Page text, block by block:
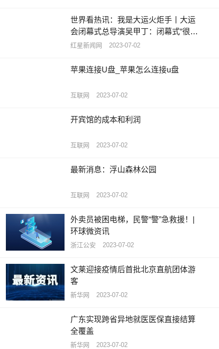
世界看热讯：我是大运火炬手丨大运
会闭幕式总导演吴甲丁：闭幕式“很成
都”，定位就是让世界记住成都人
红星新闻网 2023-07-02
苹果连接U盘_苹果怎么连接u盘
互联网 2023-07-02
开宾馆的成本和利润
互联网 2023-07-02
最新消息：浮山森林公园
互联网 2023-07-02
外卖员被困电梯，民警“警”急救援！|
环球微资讯
浙江公安 2023-07-02
文莱迎接疫情后首批北京直航团体游
客
新华网 2023-07-02
广东实现跨省异地就医医保直接结算
全覆盖
新华网 2023-07-02